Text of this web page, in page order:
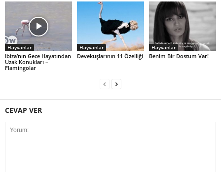
Hayvanlar
Ibiza’nın Gece Hayatından
Uzak Konukları –
Flamingolar
Hayvanlar
Devekuşlarının 11 Özelliği
Hayvanlar
Benim Bir Dostum Var!
CEVAP VER